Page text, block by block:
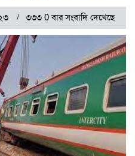
৩৩৩ 0 বার সংবাদি দেখেছে